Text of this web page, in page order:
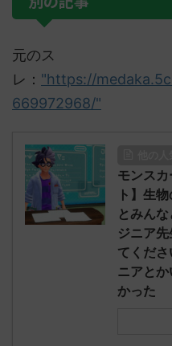
元のス
レ： "https://
669972968/"
モンス
ト】生
とみん
ジニア
てくだ
ニアと
かった